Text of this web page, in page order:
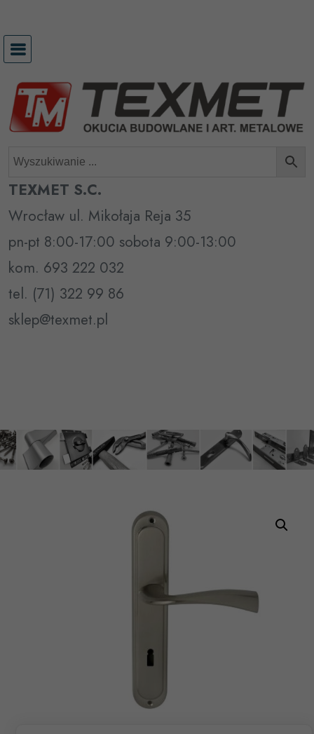
treści
TEXMET S.C.
Wrocław ul. Mikołaja Reja 35
pn-pt 8:00-17:00 sobota 9:00-13:00
kom. 693 222 032
tel. (71) 322 99 86
sklep@texmet.pl